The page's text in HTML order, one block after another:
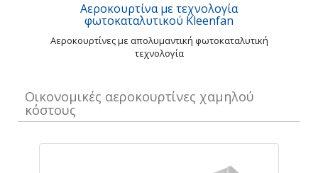
Αεροκουρτίνα με τεχνολογία
φωτοκαταλυτικού Kleenfan
Αεροκουρτίνες με απολυμαντική φωτοκαταλυτική
τεχνολογία
Οικονομικές αεροκουρτίνες χαμηλού
κόστους